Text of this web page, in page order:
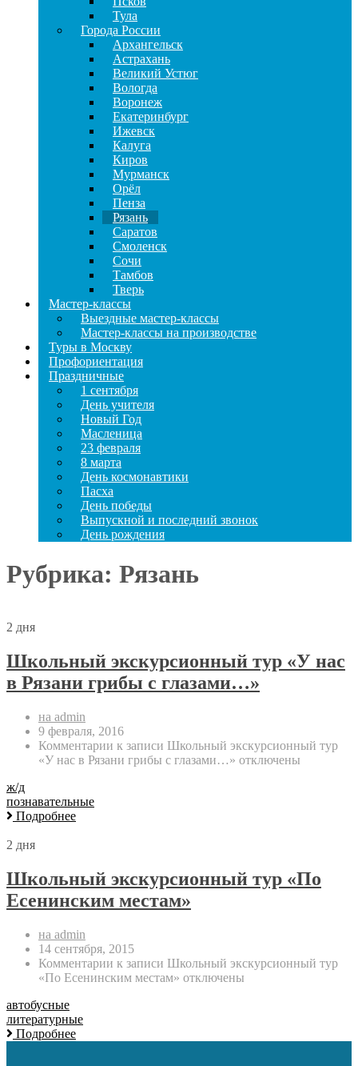
Тула
Города России
Архангельск
Астрахань
Великий Устюг
Вологда
Воронеж
Екатеринбург
Ижевск
Калуга
Киров
Мурманск
Орёл
Пенза
Рязань
Саратов
Смоленск
Сочи
Тамбов
Тверь
Мастер-классы
Выездные мастер-классы
Мастер-классы на производстве
Туры в Москву
Профориентация
Праздничные
1 сентября
День учителя
Новый Год
Масленица
23 февраля
8 марта
День космонавтики
Пасха
День победы
Выпускной и последний звонок
День рождения
Рубрика: Рязань
2 дня
Школьный экскурсионный тур «У нас
в Рязани грибы с глазами…»
на admin
9 февраля, 2016
Комментарии к записи Школьный экскурсионный тур
«У нас в Рязани грибы с глазами…» отключены
ж/д
познавательные
Подробнее
2 дня
Школьный экскурсионный тур «По
Есенинским местам»
на admin
14 сентября, 2015
Комментарии к записи Школьный экскурсионный тур
«По Есенинским местам» отключены
автобусные
литературные
Подробнее